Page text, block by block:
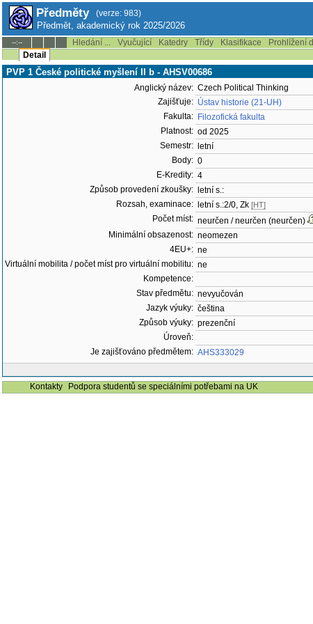
Předměty (verze: 983)
Předmět, akademický rok 2025/2026
--:-- Hledání ... Vyučující Katedry Třídy Klasifikace Prohlížení
Detail
PVP 1 České politické myšlení II b - AHSV00686
Anglický název: Czech Political Thinking
Zajišťuje: Ústav historie (21-UH)
Fakulta: Filozofická fakulta
Platnost: od 2025
Semestr:
letní
Body: 0
E-Kredity: 4
Způsob provedení zkoušky:
letní s.:
Rozsah, examinace:
letní s.:2/0, Zk [HT]
Počet míst: neurčen / neurčen (neurčen)
Minimální obsazenost: neomezen
4EU+: ne
Virtuální mobilita / počet míst pro virtuální mobilitu: ne
Kompetence:
Stav předmětu: nevyučován
Jazyk výuky: čeština
Způsob výuky: prezenční
Úroveň:
Je zajišťováno předmětem: AHS333029
Kontakty
Podpora studentů se speciálními potřebami na UK